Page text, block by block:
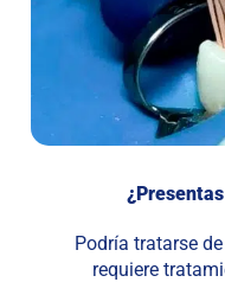
Podría tratarse
requiere